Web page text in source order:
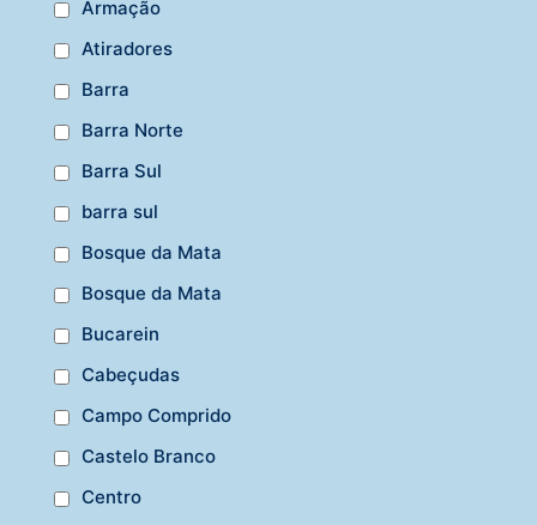
Armação
Atiradores
Barra
Barra Norte
Barra Sul
barra sul
Bosque da Mata
Bosque da Mata
Bucarein
Cabeçudas
Campo Comprido
Castelo Branco
Centro